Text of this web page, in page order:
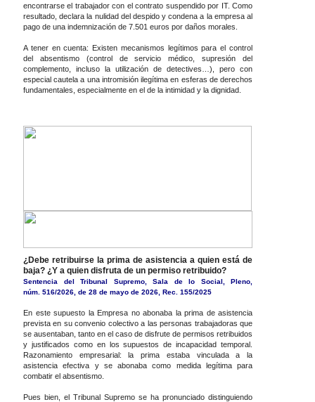
encontrarse el trabajador con el contrato suspendido por IT. Como
resultado, declara la nulidad del despido y condena a la empresa al
pago de una indemnización de 7.501 euros por daños morales.
A tener en cuenta: Existen mecanismos legítimos para el control
del absentismo (control de servicio médico, supresión del
complemento, incluso la utilización de detectives…), pero con
especial cautela a una intromisión ilegítima en esferas de derechos
fundamentales, especialmente en el de la intimidad y la dignidad.
¿Debe retribuirse la prima de asistencia a quien está de
baja? ¿Y a quien disfruta de un permiso retribuido?
Sentencia del Tribunal Supremo, Sala de lo Social, Pleno,
núm. 516/2026, de 28 de mayo de 2026, Rec. 155/2025
En este supuesto la Empresa no abonaba la prima de asistencia
prevista en su convenio colectivo a las personas trabajadoras que
se ausentaban, tanto en el caso de disfrute de permisos retribuidos
y justificados como en los supuestos de incapacidad temporal.
Razonamiento empresarial: la prima estaba vinculada a la
asistencia efectiva y se abonaba como medida legítima para
combatir el absentismo.
Pues bien, el Tribunal Supremo se ha pronunciado distinguiendo